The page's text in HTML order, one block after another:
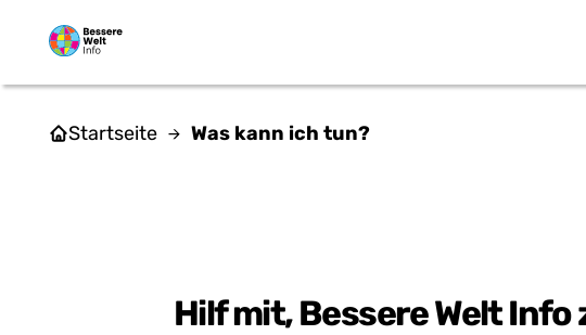
Startseite Was kann ich tun?
Hilf mit, Bessere Welt Info